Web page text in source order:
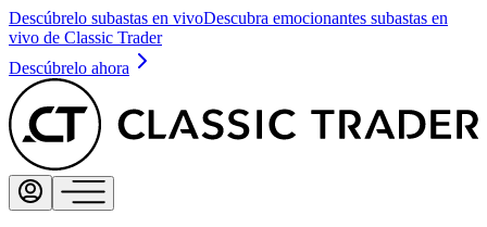
Descúbrelo subastas en vivoDescubra emocionantes subastas en
vivo de Classic Trader
Descúbrelo ahora